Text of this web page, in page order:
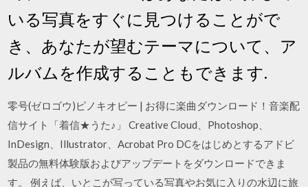
いる写真をすぐに見つけることがで
き、あなたが望むテーマについて、ア
ルバムを作成することもできます.
零号(ゼロゴウ)ピノキオピー | お得に楽曲ダウンロード！音楽配
信サイト「着信★うた♪」 Creative Cloud、Photoshop、
InDesign、Illustrator、Acrobat Pro DCをはじめとするアドビ
製品の無料体験版およびアップデートをダウンロードできま
す。 例えば、いとこが写っている写真やお気に入りの水辺に旅